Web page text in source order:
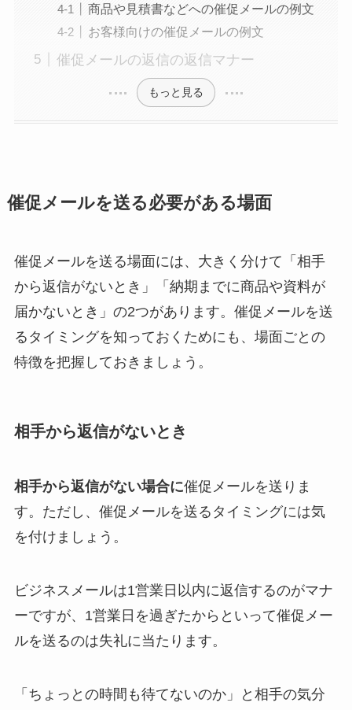
商品や見積書などへの催促メールの例文
お客様向けの催促メールの例文
催促メールの返信の返信マナー
もっと見る
催促メールを送る必要がある場面
催促メールを送る場面には、大きく分けて「相手
から返信がないとき」「納期までに商品や資料が
届かないとき」の2つがあります。催促メールを送
るタイミングを知っておくためにも、場面ごとの
特徴を把握しておきましょう。
相手から返信がないとき
相手から返信がない場合に催促メールを送りま
す。ただし、催促メールを送るタイミングには気
を付けましょう。
ビジネスメールは1営業日以内に返信するのがマナ
ーですが、1営業日を過ぎたからといって催促メー
ルを送るのは失礼に当たります。
「ちょっとの時間も待てないのか」と相手の気分